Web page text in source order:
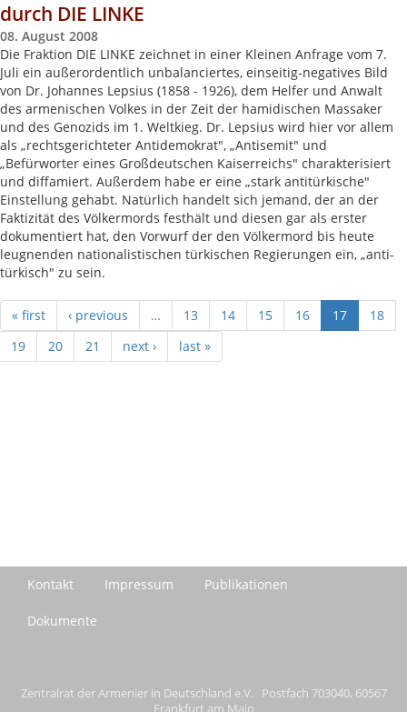
durch DIE LINKE
08. August 2008
Die Fraktion DIE LINKE zeichnet in einer Kleinen Anfrage vom 7.
Juli ein außerordentlich unbalanciertes, einseitig-negatives Bild
von Dr. Johannes Lepsius (1858 - 1926), dem Helfer und Anwalt
des armenischen Volkes in der Zeit der hamidischen Massaker
und des Genozids im 1. Weltkieg. Dr. Lepsius wird hier vor allem
als „rechtsgerichteter Antidemokrat", „Antisemit" und
„Befürworter eines Großdeutschen Kaiserreichs" charakterisiert
und diffamiert. Außerdem habe er eine „stark antitürkische"
Einstellung gehabt. Natürlich handelt sich jemand, der an der
Faktizität des Völkermords festhält und diesen gar als erster
dokumentiert hat, den Vorwurf der den Völkermord bis heute
leugnenden nationalistischen türkischen Regierungen ein, „anti-
türkisch" zu sein.
« first ‹ previous … 13 14 15 16 17
18
19
20 21 next › last »
Kontakt Impressum Publikationen
Dokumente
Zentralrat der Armenier in Deutschland e.V. Postfach 703040, 60567
Frankfurt am Main